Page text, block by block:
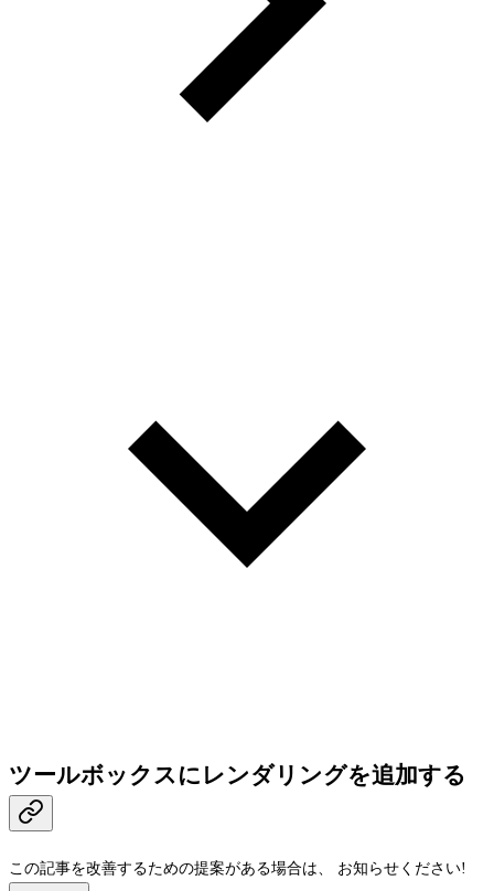
ツールボックスにレンダリングを追加する
この記事を改善するための提案がある場合は、 お知らせください!